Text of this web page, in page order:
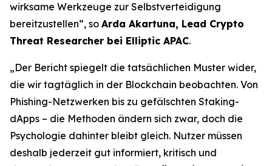
wirksame Werkzeuge zur Selbstverteidigung
bereitzustellen“, so Arda Akartuna, Lead Crypto
Threat Researcher bei Elliptic APAC.
„Der Bericht spiegelt die tatsächlichen Muster wider,
die wir tagtäglich in der Blockchain beobachten. Von
Phishing-Netzwerken bis zu gefälschten Staking-
dApps – die Methoden ändern sich zwar, doch die
Psychologie dahinter bleibt gleich. Nutzer müssen
deshalb jederzeit gut informiert, kritisch und